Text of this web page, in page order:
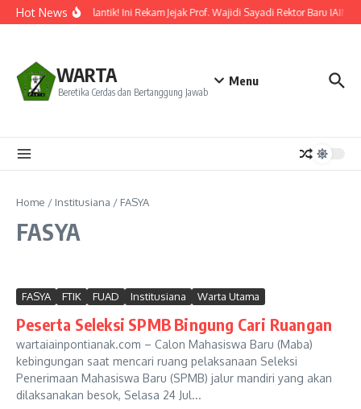
Lewati ke konten
Hot NewsResmi Dilantik! Ini Rekam Jejak Prof. Wajidi Sayadi Rektor Baru IAIN
WARTA
Beretika Cerdas dan Bertanggung Jawab
Menu
Home / Institusiana / FASYA
FASYA
FASYA FTIK FUAD Institusiana Warta Utama
Peserta Seleksi SPMB Bingung Cari Ruangan
wartaiainpontianak.com – Calon Mahasiswa Baru (Maba)
kebingungan saat mencari ruang pelaksanaan Seleksi
Penerimaan Mahasiswa Baru (SPMB) jalur mandiri yang akan
dilaksanakan besok, Selasa 24 Jul...